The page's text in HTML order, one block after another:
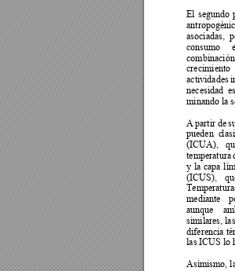
El segundo
asociadas,
consumo
crecimiento
actividades
necesidad
minando la
A partir de
pueden c
(ICUA),
temperatura
y la capa
(ICUS),
mediante
aunque
similares,
diferencia
las ICUS lo
Asimismo,